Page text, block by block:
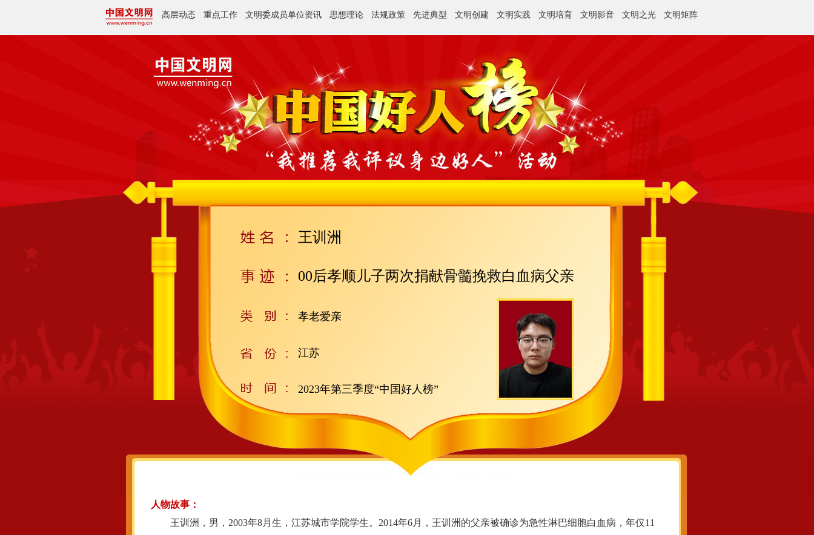
高层动态 重点工作 文明委成员单位资讯 思想理论 法规政策 先进典型 文明创建 文明实践 文明培育 文明影音 文明之光 文明矩阵
王训洲
00后孝顺儿子两次捐献骨髓挽救白血病父亲
孝老爱亲
江苏
2023年第三季度“中国好人榜”
人物故事：
王训洲，男，2003年8月生，江苏城市学院学生。2014年6月，王训洲的父亲被确诊为急性淋巴细胞白血病，年仅11